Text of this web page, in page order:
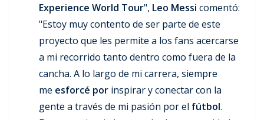
Experience World Tour", Leo Messi comentó:
"Estoy muy contento de ser parte de este
proyecto que les permite a los fans acercarse
a mi recorrido tanto dentro como fuera de la
cancha. A lo largo de mi carrera, siempre
me esforcé por inspirar y conectar con la
gente a través de mi pasión por el fútbol.